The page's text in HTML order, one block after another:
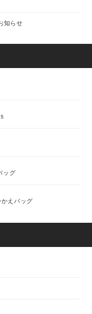
知らせ
ッグ
かえバッグ